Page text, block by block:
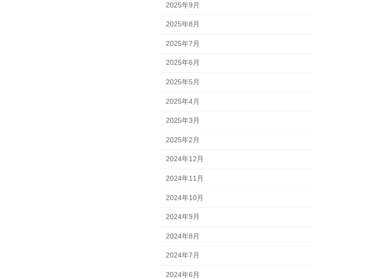
2025年9月
2025年8月
2025年7月
2025年6月
2025年5月
2025年4月
2025年3月
2025年2月
2024年12月
2024年11月
2024年10月
2024年9月
2024年8月
2024年7月
2024年6月